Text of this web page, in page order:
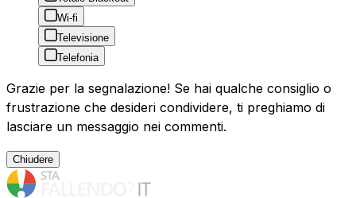
Wi-fi
Televisione
Telefonia
Grazie per la segnalazione! Se hai qualche consiglio o
frustrazione che desideri condividere, ti preghiamo di
lasciare un messaggio nei commenti.
Chiudere